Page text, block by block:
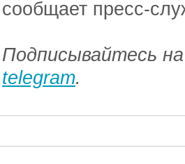
сообщает пресс-
Подписывайтесь
telegram.